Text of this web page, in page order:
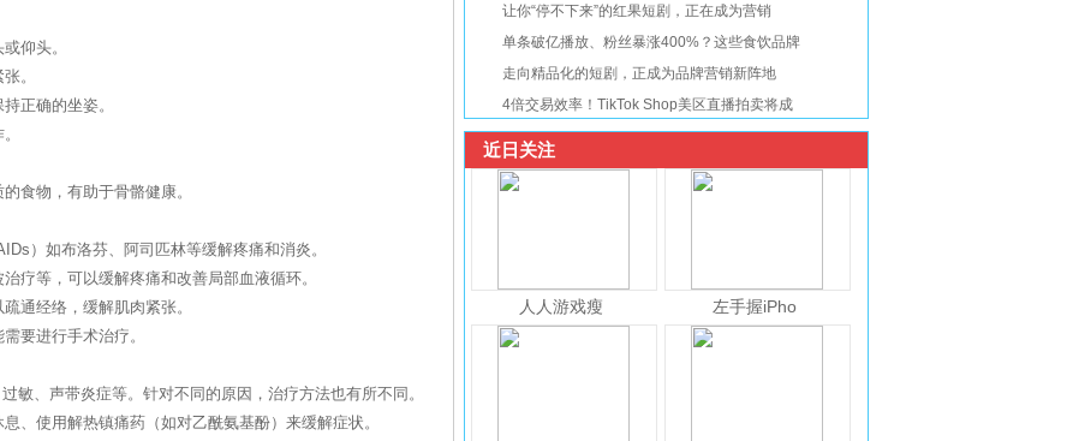
仰头。
。
正确的坐姿。
食物，有助于骨骼健康。
）如布洛芬、阿司匹林等缓解疼痛和消炎。
疗等，可以缓解疼痛和改善局部血液循环。
通经络，缓解肌肉紧张。
要进行手术治疗。
敏、声带炎症等。针对不同的原因，治疗方法也有所不同。
、使用解热镇痛药（如对乙酰氨基酚）来缓解症状。
让你“停不下来”的红果短剧，正在成为营销
单条破亿播放、粉丝暴涨400%？这些食饮品牌
走向精品化的短剧，正成为品牌营销新阵地
4倍交易效率！TikTok Shop美区直播拍卖将成
近日关注
人人游戏瘦 左手握iPho